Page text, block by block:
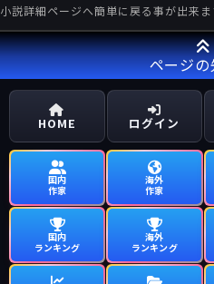
小説詳細ページへ簡単に戻る事が出来ま
ページ
HOME ログイン
国内
作家
海外
作家
国内
ランキング
海外
ランキング